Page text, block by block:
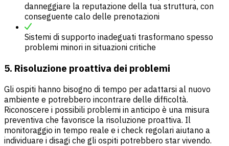
danneggiare la reputazione della tua struttura, con
conseguente calo delle prenotazioni
Sistemi di supporto inadeguati trasformano spesso
problemi minori in situazioni critiche
5. Risoluzione proattiva dei problemi
Gli ospiti hanno bisogno di tempo per adattarsi al nuovo
ambiente e potrebbero incontrare delle difficoltà.
Riconoscere i possibili problemi in anticipo è una misura
preventiva che favorisce la risoluzione proattiva. Il
monitoraggio in tempo reale e i check regolari aiutano a
individuare i disagi che gli ospiti potrebbero star vivendo.